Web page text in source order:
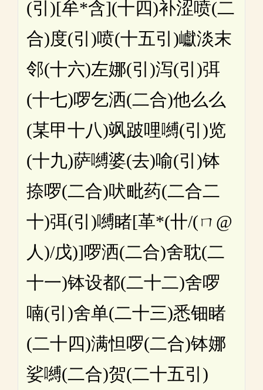
(引)[牟*含](十四)补涩喷(二
合)度(引)喷(十五引)巘淡末
邻(十六)左娜(引)泻(引)弭
(十七)啰乞洒(二合)他么么
(某甲十八)飒跛哩嚩(引)览
(十九)萨嚩婆(去)喻(引)钵
捺啰(二合)吠毗药(二合二
十)弭(引)嚩睹[革*(卄/(ㄇ@
人)/戊)]啰洒(二合)舍耽(二
十一)钵设都(二十二)舍啰
喃(引)舍单(二十三)悉钿睹
(二十四)满怛啰(二合)钵娜
娑嚩(二合)贺(二十五引)